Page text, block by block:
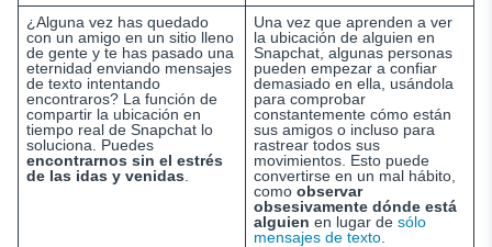
¿Alguna vez has quedado
con un amigo en un sitio lleno
de gente y te has pasado una
eternidad enviando mensajes
de texto intentando
encontraros? La función de
compartir la ubicación en
tiempo real de Snapchat lo
soluciona. Puedes
encontrarnos sin el estrés
de las idas y venidas
Una vez que aprenden a ver
la ubicación de alguien en
Snapchat, algunas personas
pueden empezar a confiar
demasiado en ella, usándola
para comprobar
constantemente cómo están
sus amigos o incluso para
rastrear todos sus
movimientos. Esto puede
convertirse en un mal hábito,
como observar
obsesivamente dónde está
alguien en lugar de sólo
mensajes de texto